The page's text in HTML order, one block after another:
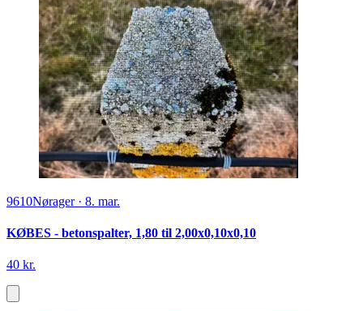
9610Nørager· 8. mar.
KØBES - betonspalter, 1,80 til 2,00x0,10x0,10
40 kr.